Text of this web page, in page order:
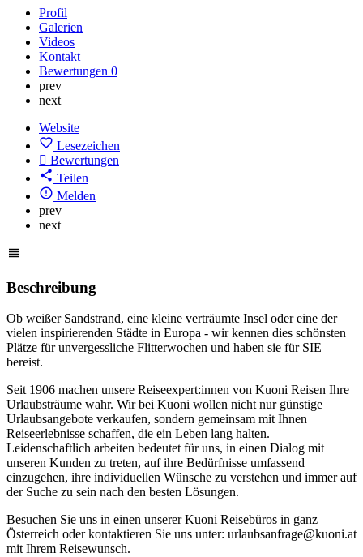
Profil
Galerien
Videos
Kontakt
Bewertungen 0
prev
next
Website
Lesezeichen
Bewertungen
Teilen
Melden
prev
next
Beschreibung
Ob weißer Sandstrand, eine kleine verträumte Insel oder eine der
vielen inspirierenden Städte in Europa - wir kennen dies schönsten
Plätze für unvergessliche Flitterwochen und haben sie für SIE
bereist.
Seit 1906 machen unsere Reiseexpert:innen von Kuoni Reisen Ihre
Urlaubsträume wahr. Wir bei Kuoni wollen nicht nur günstige
Urlaubsangebote verkaufen, sondern gemeinsam mit Ihnen
Reiseerlebnisse schaffen, die ein Leben lang halten.
Leidenschaftlich arbeiten bedeutet für uns, in einen Dialog mit
unseren Kunden zu treten, auf ihre Bedürfnisse umfassend
einzugehen, ihre individuellen Wünsche zu verstehen und immer auf
der Suche zu sein nach den besten Lösungen.
Besuchen Sie uns in einen unserer Kuoni Reisebüros in ganz
Österreich oder kontaktieren Sie uns unter: urlaubsanfrage@kuoni.at
mit Ihrem Reisewunsch.